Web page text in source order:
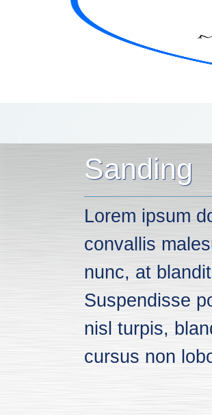
Sanding
Lorem ipsum
convallis
nunc, at
Suspendisse
nisl turpis,
cursus non